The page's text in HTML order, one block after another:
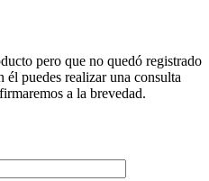
pero que no quedó registrado
él puedes realizar una consulta
a la brevedad.